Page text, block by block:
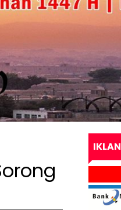
IKLAN